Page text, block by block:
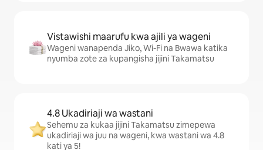
Vistawishi maarufu kwa ajili ya wageni
Wageni wanapenda Jiko, Wi-Fi na Bwawa katika
nyumba zote za kupangisha jijini Takamatsu
4.8 Ukadiriaji wa wastani
Sehemu za kukaa jijini Takamatsu zimepewa
ukadiriaji wa juu na wageni, kwa wastani wa 4.8
kati ya 5!